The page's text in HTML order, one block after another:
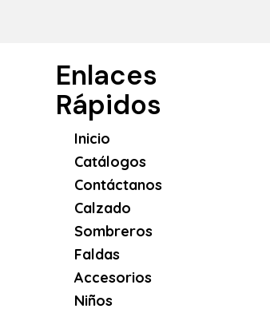
Enlaces
Rápidos
Inicio
Catálogos
Contáctanos
Calzado
Sombreros
Faldas
Accesorios
Niños